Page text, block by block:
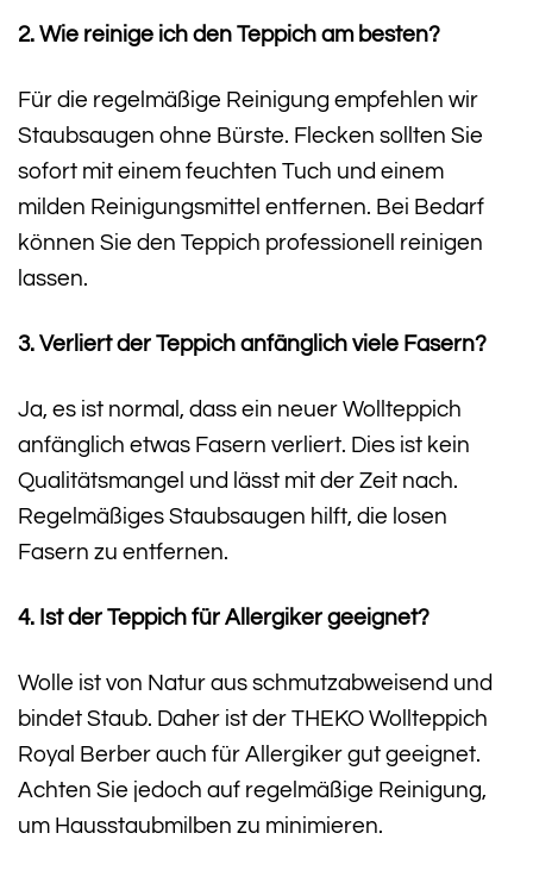
2. Wie reinige ich den Teppich am besten?
Für die regelmäßige Reinigung empfehlen wir
Staubsaugen ohne Bürste. Flecken sollten Sie
sofort mit einem feuchten Tuch und einem
milden Reinigungsmittel entfernen. Bei Bedarf
können Sie den Teppich professionell reinigen
lassen.
3. Verliert der Teppich anfänglich viele Fasern?
Ja, es ist normal, dass ein neuer Wollteppich
anfänglich etwas Fasern verliert. Dies ist kein
Qualitätsmangel und lässt mit der Zeit nach.
Regelmäßiges Staubsaugen hilft, die losen
Fasern zu entfernen.
4. Ist der Teppich für Allergiker geeignet?
Wolle ist von Natur aus schmutzabweisend und
bindet Staub. Daher ist der THEKO Wollteppich
Royal Berber auch für Allergiker gut geeignet.
Achten Sie jedoch auf regelmäßige Reinigung,
um Hausstaubmilben zu minimieren.